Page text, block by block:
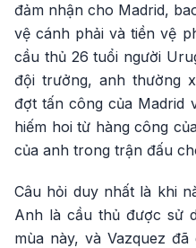
đảm nhận cho Madrid,
vệ cánh phải và tiền vệ
cầu thủ 26 tuổi người
đội trưởng, anh thường
đợt tấn công của Madrid
hiếm hoi từ hàng công
của anh trong trận đấu
Câu hỏi duy nhất là khi
Anh là cầu thủ được sử
mùa này, và Vazquez